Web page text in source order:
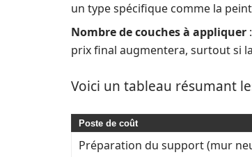
un type spécifique comme la
Nombre de couches à appliquer
prix final augmentera, surtout si
Voici un tableau résumant
Poste de coût
Préparation du support (mur